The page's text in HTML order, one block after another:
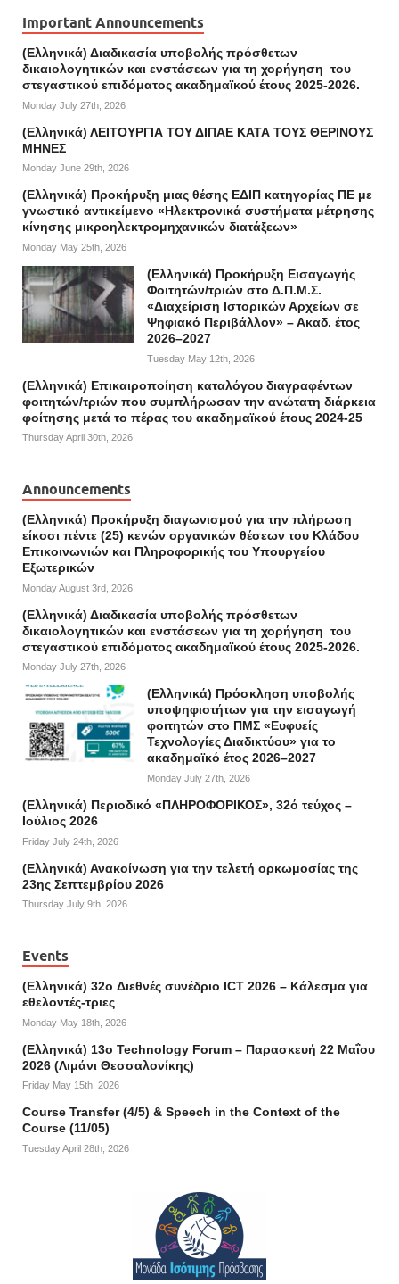
Important Announcements
(Ελληνικά) Διαδικασία υποβολής πρόσθετων
δικαιολογητικών και ενστάσεων για τη χορήγηση του
στεγαστικού επιδόματος ακαδημαϊκού έτους 2025-2026.
Monday July 27th, 2026
(Ελληνικά) ΛΕΙΤΟΥΡΓΙΑ ΤΟΥ ΔΙΠΑΕ ΚΑΤΑ ΤΟΥΣ ΘΕΡΙΝΟΥΣ
ΜΗΝΕΣ
Monday June 29th, 2026
(Ελληνικά) Προκήρυξη μιας θέσης ΕΔΙΠ κατηγορίας ΠΕ με
γνωστικό αντικείμενο «Ηλεκτρονικά συστήματα μέτρησης
κίνησης μικροηλεκτρομηχανικών διατάξεων»
Monday May 25th, 2026
(Ελληνικά) Προκήρυξη Εισαγωγής
Φοιτητών/τριών στο Δ.Π.Μ.Σ.
«Διαχείριση Ιστορικών Αρχείων σε
Ψηφιακό Περιβάλλον» – Ακαδ. έτος
2026–2027
Tuesday May 12th, 2026
(Ελληνικά) Επικαιροποίηση καταλόγου διαγραφέντων
φοιτητών/τριών που συμπλήρωσαν την ανώτατη διάρκεια
φοίτησης μετά το πέρας του ακαδημαϊκού έτους 2024-25
Thursday April 30th, 2026
Announcements
(Ελληνικά) Προκήρυξη διαγωνισμού για την πλήρωση
είκοσι πέντε (25) κενών οργανικών θέσεων του Κλάδου
Επικοινωνιών και Πληροφορικής του Υπουργείου
Εξωτερικών
Monday August 3rd, 2026
(Ελληνικά) Διαδικασία υποβολής πρόσθετων
δικαιολογητικών και ενστάσεων για τη χορήγηση του
στεγαστικού επιδόματος ακαδημαϊκού έτους 2025-2026.
Monday July 27th, 2026
(Ελληνικά) Πρόσκληση υποβολής
υποψηφιοτήτων για την εισαγωγή
φοιτητών στο ΠΜΣ «Ευφυείς
Τεχνολογίες Διαδικτύου» για το
ακαδημαϊκό έτος 2026–2027
Monday July 27th, 2026
(Ελληνικά) Περιοδικό «ΠΛΗΡΟΦΟΡΙΚΟΣ», 32ό τεύχος –
Ιούλιος 2026
Friday July 24th, 2026
(Ελληνικά) Ανακοίνωση για την τελετή ορκωμοσίας της
23ης Σεπτεμβρίου 2026
Thursday July 9th, 2026
Events
(Ελληνικά) 32o Διεθνές συνέδριο ICT 2026 – Κάλεσμα για
εθελοντές-τριες
Monday May 18th, 2026
(Ελληνικά) 13ο Technology Forum – Παρασκευή 22 Μαΐου
2026 (Λιμάνι Θεσσαλονίκης)
Friday May 15th, 2026
Course Transfer (4/5) & Speech in the Context of the
Course (11/05)
Tuesday April 28th, 2026